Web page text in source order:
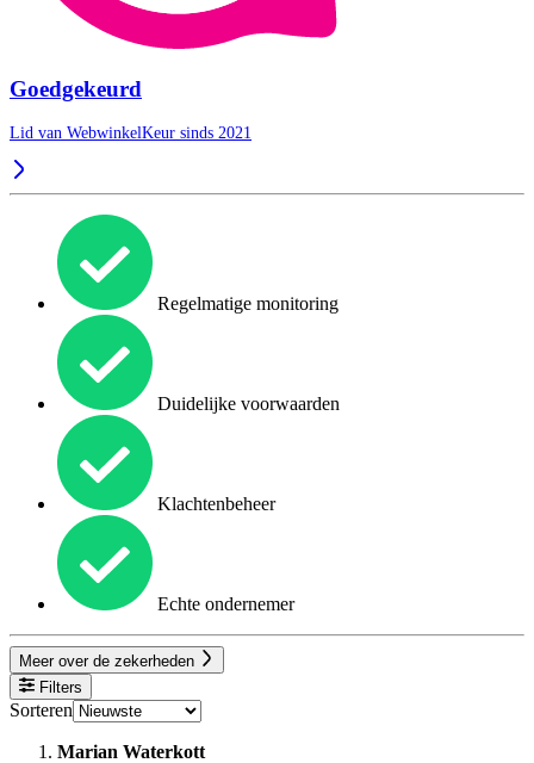
Goedgekeurd
Lid van WebwinkelKeur sinds 2021
Regelmatige monitoring
Duidelijke voorwaarden
Klachtenbeheer
Echte ondernemer
Meer over de zekerheden
Filters
Sorteren
Marian Waterkott